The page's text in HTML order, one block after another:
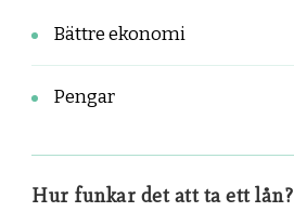
Bättre ekonomi
Pengar
Hur funkar det att ta ett lån?